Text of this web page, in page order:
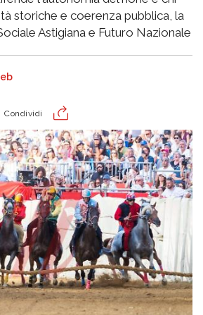
storiche e coerenza pubblica, la
Astigiana e Futuro Nazionale
Condividi